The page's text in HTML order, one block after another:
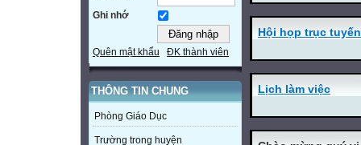
Ghi nhớ
Quên mật khẩu ĐK thành viên
THÔNG TIN CHUNG
Phòng Giáo Dục
Trường trong huyện
Hội họp trục tuyến
Lịch làm việc